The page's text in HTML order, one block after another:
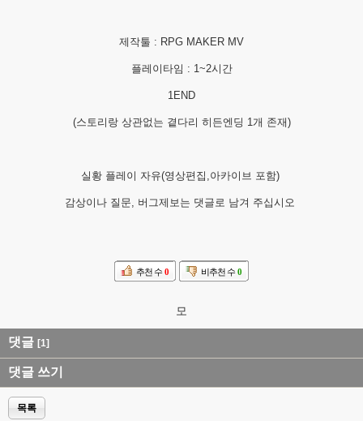
제작툴 : RPG MAKER MV
플레이타임 : 1~2시간
1END
(스토리랑 상관없는 곁다리 히든엔딩 1개 존재)
실황 플레이 자유(영상편집,아카이브 포함)
감상이나 질문, 버그제보는 댓글로 남겨 주십시오
추천 수 0 비추천 수 0
모
댓글 [1]
댓글 쓰기
목록